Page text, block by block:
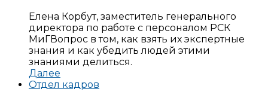
Елена Корбут, заместитель генерального
директора по работе с персоналом РСК
МиГВопрос в том, как взять их экспертные
знания и как убедить людей этими
знаниями делиться.
Далее
Отдел кадров